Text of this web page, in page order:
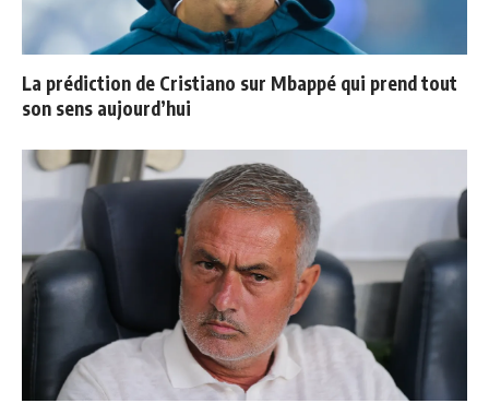
La prédiction de Cristiano sur Mbappé qui prend tout
son sens aujourd’hui